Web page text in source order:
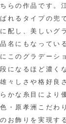
ちらの作品です。
ばれるタイプの兜
に配し、美しいグ
品名にもなってい
にこのグラデーシ
段になるほど濃く
雄々しさや格好良
らかな糸目により
色・原孝洲こだわ
のお飾りを実現す